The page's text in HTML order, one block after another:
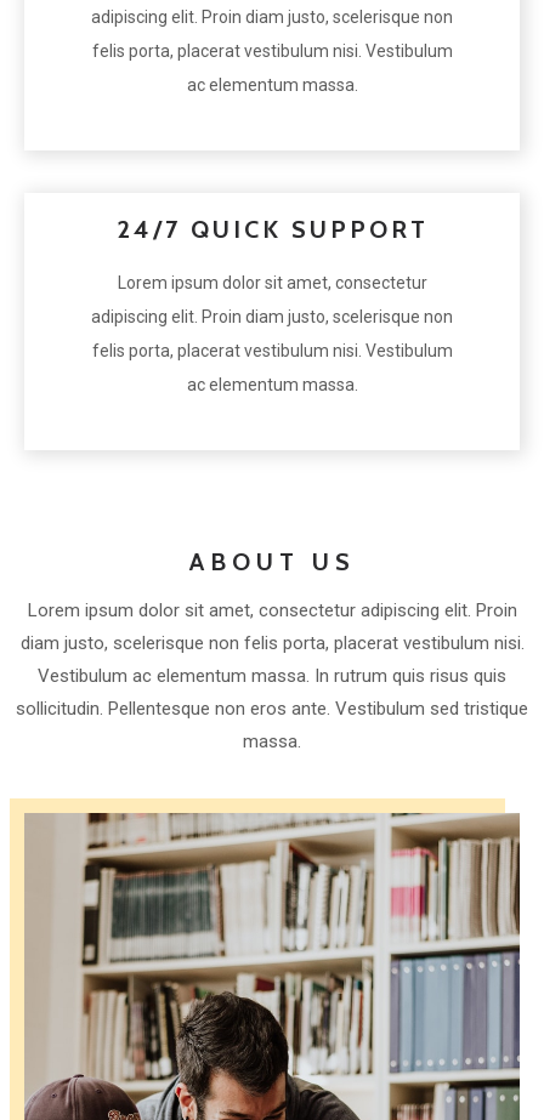
adipiscing elit. Proin diam justo, scelerisque non
felis porta, placerat vestibulum nisi. Vestibulum
ac elementum massa.
24/7 QUICK SUPPORT
Lorem ipsum dolor sit amet, consectetur
adipiscing elit. Proin diam justo, scelerisque non
felis porta, placerat vestibulum nisi. Vestibulum
ac elementum massa.
ABOUT US
Lorem ipsum dolor sit amet, consectetur adipiscing elit. Proin
diam justo, scelerisque non felis porta, placerat vestibulum nisi.
Vestibulum ac elementum massa. In rutrum quis risus quis
sollicitudin. Pellentesque non eros ante. Vestibulum sed tristique
massa.